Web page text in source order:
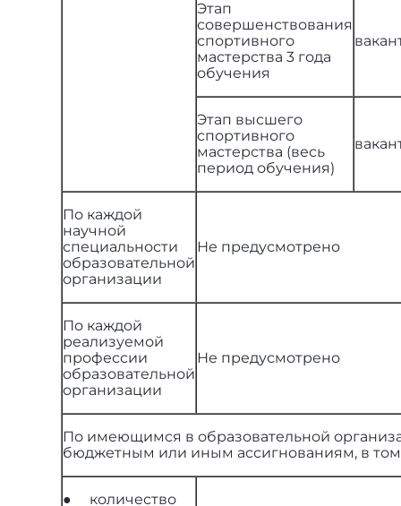
Этап
совершенствования
спортивного
мастерства 3 года
обучения
Этап высшего
спортивного
мастерства (весь
период обучения)
По каждой
научной
специальности
образовательной
организации
Не предусмотрено
По каждой
реализуемой
профессии
образовательной
организации
Не предусмотрено
По имеющимся в образовательной
бюджетным или иным ассигнованиям, в том
● количество